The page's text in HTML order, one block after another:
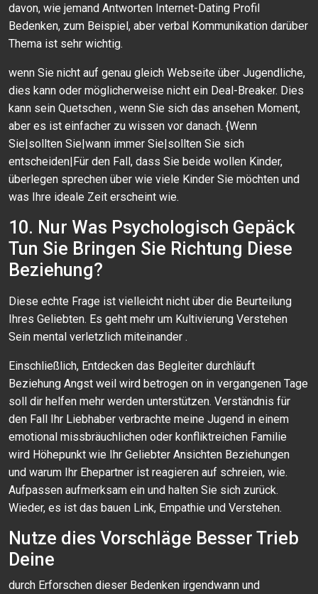
davon, wie jemand Antworten Internet-Dating Profil
Bedenken, zum Beispiel, aber verbal Kommunikation darüber
Thema ist sehr wichtig.
wenn Sie nicht auf genau gleich Webseite über Jugendliche,
dies kann oder möglicherweise nicht ein Deal-Breaker. Dies
kann sein Quetschen , wenn Sie sich das ansehen Moment,
aber es ist einfacher zu wissen vor danach. {Wenn
Sie|sollten Sie|wann immer Sie|sollten Sie sich
entscheiden|Für den Fall, dass Sie beide wollen Kinder,
überlegen sprechen über wie viele Kinder Sie möchten und
was Ihre ideale Zeit erscheint wie.
10. Nur Was Psychologisch Gepäck
Tun Sie Bringen Sie Richtung Diese
Beziehung?
Diese echte Frage ist vielleicht nicht über die Beurteilung
Ihres Geliebten. Es geht mehr um Kultivierung Verstehen
Sein mental verletzlich miteinander .
Einschließlich, Entdecken das Begleiter durchläuft
Beziehung Angst weil wird betrogen on in vergangenen Tage
soll dir helfen mehr werden unterstützen. Verständnis für
den Fall Ihr Liebhaber verbrachte meine Jugend in einem
emotional missbräuchlichen oder konfliktreichen Familie
wird Höhepunkt wie Ihr Geliebter Ansichten Beziehungen
und warum Ihr Ehepartner ist reagieren auf schreien, wie.
Aufpassen aufmerksam ein und halten Sie sich zurück.
Wieder, es ist das bauen Link, Empathie und Verstehen.
Nutze dies Vorschläge Besser Trieb
Deine
durch Erforschen dieser Bedenken irgendwann und